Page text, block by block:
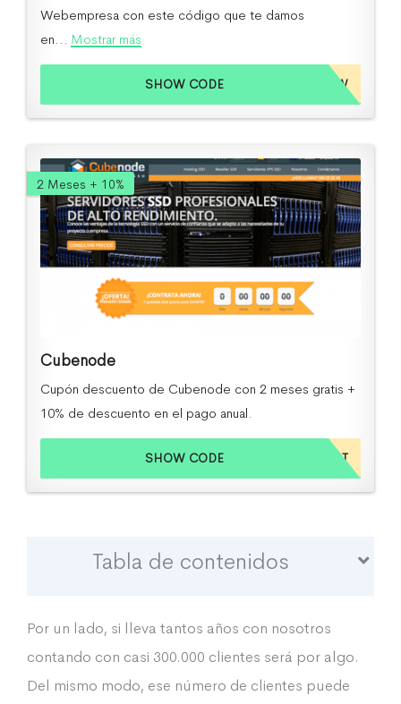
Webempresa con este código que te damos
en...
Mostrar más
24O7003HW
SHOW CODE
2 Meses + 10%
Cubenode
Cupón descuento de Cubenode con 2 meses gratis +
10% de descuento en el pago anual.
CUPONESHOST
SHOW CODE
Tabla de contenidos
Por un lado, si lleva tantos años con nosotros
contando con casi 300.000 clientes será por algo.
Del mismo modo, ese número de clientes puede